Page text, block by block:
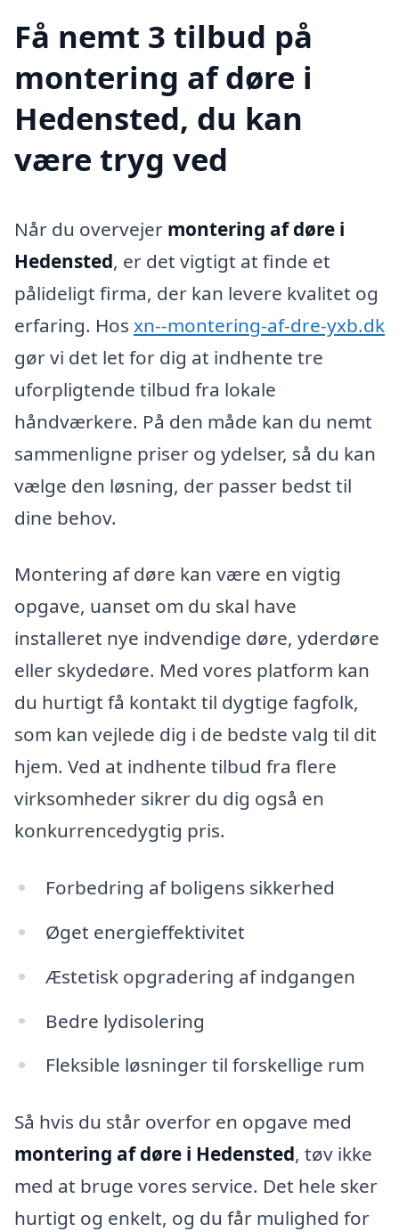
Få nemt 3 tilbud på
montering af døre i
Hedensted, du kan
være tryg ved
Når du overvejer montering af døre i
Hedensted, er det vigtigt at finde et
pålideligt firma, der kan levere kvalitet og
erfaring. Hos xn--montering-af-dre-yxb.dk
gør vi det let for dig at indhente tre
uforpligtende tilbud fra lokale
håndværkere. På den måde kan du nemt
sammenligne priser og ydelser, så du kan
vælge den løsning, der passer bedst til
dine behov.
Montering af døre kan være en vigtig
opgave, uanset om du skal have
installeret nye indvendige døre, yderdøre
eller skydedøre. Med vores platform kan
du hurtigt få kontakt til dygtige fagfolk,
som kan vejlede dig i de bedste valg til dit
hjem. Ved at indhente tilbud fra flere
virksomheder sikrer du dig også en
konkurrencedygtig pris.
Forbedring af boligens sikkerhed
Øget energieffektivitet
Æstetisk opgradering af indgangen
Bedre lydisolering
Fleksible løsninger til forskellige rum
Så hvis du står overfor en opgave med
montering af døre i Hedensted, tøv ikke
med at bruge vores service. Det hele sker
hurtigt og enkelt, og du får mulighed for